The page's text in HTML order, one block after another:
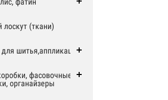
(ткани)
шитья,аппликации
фасовочные
органайзеры